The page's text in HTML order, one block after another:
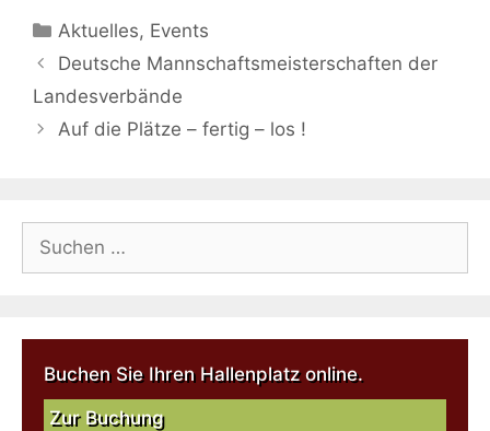
Aktuelles, Events
Deutsche Mannschaftsmeisterschaften der
Landesverbände
Auf die Plätze – fertig – los !
Buchen Sie Ihren Hallenplatz online.
Zur Buchung